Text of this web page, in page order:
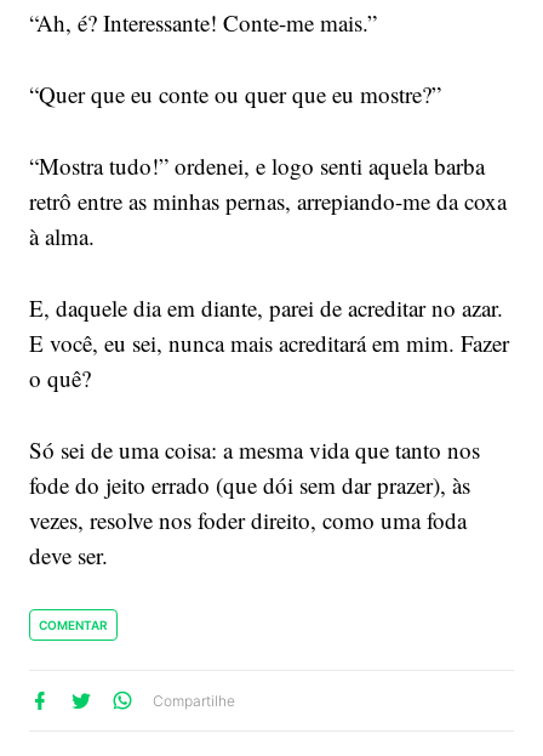
“Ah, é? Interessante! Conte-me mais.”
“Quer que eu conte ou quer que eu mostre?”
“Mostra tudo!” ordenei, e logo senti aquela barba
retrô entre as minhas pernas, arrepiando-me da coxa
à alma.
E, daquele dia em diante, parei de acreditar no azar.
E você, eu sei, nunca mais acreditará em mim. Fazer
o quê?
Só sei de uma coisa: a mesma vida que tanto nos
fode do jeito errado (que dói sem dar prazer), às
vezes, resolve nos foder direito, como uma foda
deve ser.
COMENTAR
Compartilhe